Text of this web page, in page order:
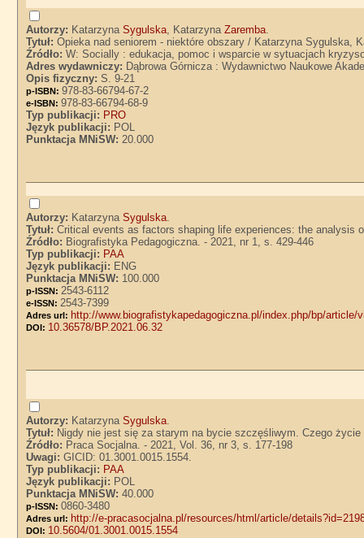
Autorzy: KatarzynaSygulska, KatarzynaZaremba.
Tytuł:Opieka nad seniorem - niektóre obszary / Katarzyna Sygulska,
Źródło:W: Socially : edukacja, pomoc i wsparcie w sytuacjach
Adres wydawniczy: Dąbrowa Górnicza : Wydawnictwo Naukowe
Opis fizyczny:S. 9-21
p-ISBN:978-83-66794-67-2
e-ISBN:978-83-66794-68-9
Typ publikacji: PRO
Język publikacji: POL
Punktacja MNiSW:20.000
Autorzy: KatarzynaSygulska.
Tytuł:Critical events as factors shaping life experiences: the analysis
Źródło: Biografistyka Pedagogiczna. - 2021, nr 1, s. 429-446
Typ publikacji: PAA
Język publikacji: ENG
Punktacja MNiSW: 100.000
p-ISSN: 2543-6112
e-ISSN: 2543-7399
Adres url: http://www.biografistykapedagogiczna.pl/index.php/bp/article/
DOI: 10.36578/BP.2021.06.32
Autorzy: KatarzynaSygulska.
Tytuł: Nigdy nie jest się za starym na bycie szczęśliwym. Czego
Źródło: Praca Socjalna. - 2021, Vol. 36, nr 3, s. 177-198
Uwagi:GICID: 01.3001.0015.1554.
Typ publikacji: PAA
Język publikacji: POL
Punktacja MNiSW:40.000
p-ISSN:0860-3480
Adres url: http://e-pracasocjalna.pl/resources/html/article/
DOI: 10.5604/01.3001.0015.1554